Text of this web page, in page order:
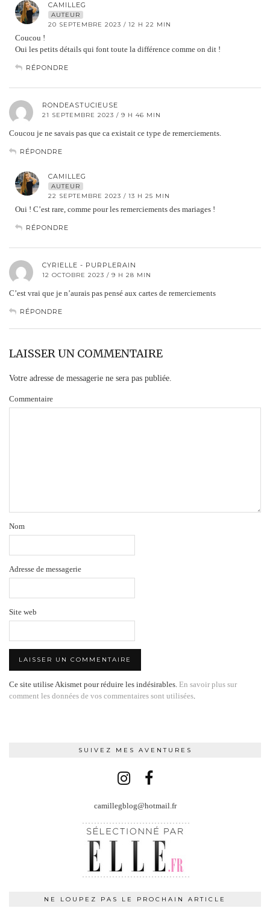
CAMILLEG
AUTEUR
20 SEPTEMBRE 2023 / 12 H 22 MIN
Coucou !
Oui les petits détails qui font toute la différence comme on dit !
RÉPONDRE
RONDEASTUCIEUSE
21 SEPTEMBRE 2023 / 9 H 46 MIN
Coucou je ne savais pas que ca existait ce type de remerciements.
RÉPONDRE
CAMILLEG
AUTEUR
22 SEPTEMBRE 2023 / 13 H 25 MIN
Oui ! C’est rare, comme pour les remerciements des mariages !
RÉPONDRE
CYRIELLE - PURPLERAIN
12 OCTOBRE 2023 / 9 H 28 MIN
C’est vrai que je n’aurais pas pensé aux cartes de remerciements
RÉPONDRE
LAISSER UN COMMENTAIRE
Votre adresse de messagerie ne sera pas publiée.
Commentaire
Nom
Adresse de messagerie
Site web
Ce site utilise Akismet pour réduire les indésirables. En savoir plus sur
comment les données de vos commentaires sont utilisées.
SUIVEZ MES AVENTURES
camillegblog@hotmail.fr
NE LOUPEZ PAS LE PROCHAIN ARTICLE